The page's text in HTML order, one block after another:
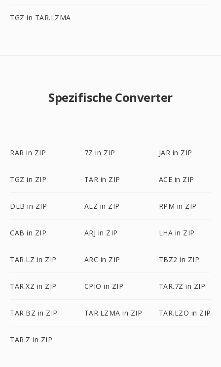
TGZ in TAR.LZMA
Spezifische Converter
RAR in ZIP 7Z in ZIP JAR in ZIP
TGZ in ZIP TAR in ZIP ACE in ZIP
DEB in ZIP ALZ in ZIP RPM in ZIP
CAB in ZIP ARJ in ZIP LHA in ZIP
TAR.LZ in ZIP ARC in ZIP TBZ2 in ZIP
TAR.XZ in ZIP CPIO in ZIP TAR.7Z in ZIP
TAR.BZ in ZIP TAR.LZMA in ZIP TAR.LZO in ZIP
TAR.Z in ZIP